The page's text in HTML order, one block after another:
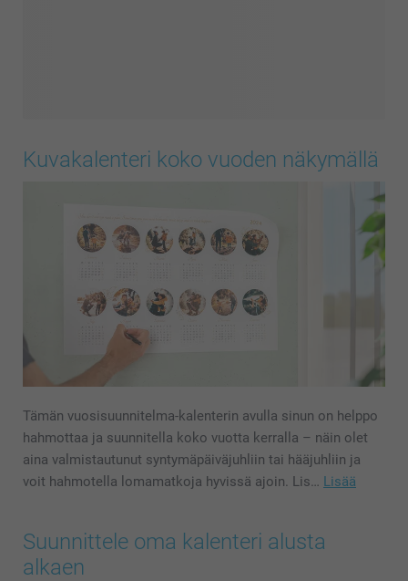
Kuvakalenteri koko vuoden näkymällä
Tämän vuosisuunnitelma-kalenterin avulla sinun on helppo
hahmottaa ja suunnitella koko vuotta kerralla – näin olet
aina valmistautunut syntymäpäiväjuhliin tai hääjuhliin ja
voit hahmotella lomamatkoja hyvissä ajoin. Lis… Lisää
Suunnittele oma kalenteri alusta
alkaen